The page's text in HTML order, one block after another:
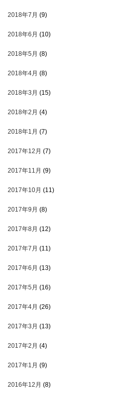
2018年7月 (9)
2018年6月 (10)
2018年5月 (8)
2018年4月 (8)
2018年3月 (15)
2018年2月 (4)
2018年1月 (7)
2017年12月 (7)
2017年11月 (9)
2017年10月 (11)
2017年9月 (8)
2017年8月 (12)
2017年7月 (11)
2017年6月 (13)
2017年5月 (16)
2017年4月 (26)
2017年3月 (13)
2017年2月 (4)
2017年1月 (9)
2016年12月 (8)